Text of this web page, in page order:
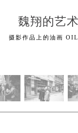
魏翔的艺
摄影作品上的油画